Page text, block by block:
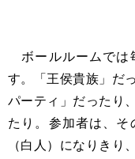
ボールルームでは
す。「王侯貴族」だ
パーティ」だったり
たり。参加者は、そ
（白人）になりきり